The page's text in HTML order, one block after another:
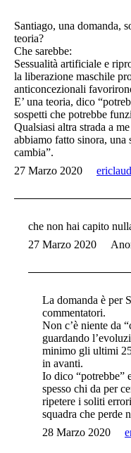
Santiago, una domanda,
teoria?
Che sarebbe:
Sessualità artificiale e
la liberazione maschile
anticoncezionali
E’ una teoria, dico
sospetti che potrebbe
Qualsiasi altra strada a
abbiamo fatto sinora, una
cambia”.
27 Marzo 2020
che non hai capito
27 Marzo 2020
La domanda è per
commentatori.
Non c’è niente da
guardando
minimo gli ultimi
in avanti.
Io dico “potrebbe”
spesso chi da per
ripetere i soliti
squadra che perde
28 Marzo 2020